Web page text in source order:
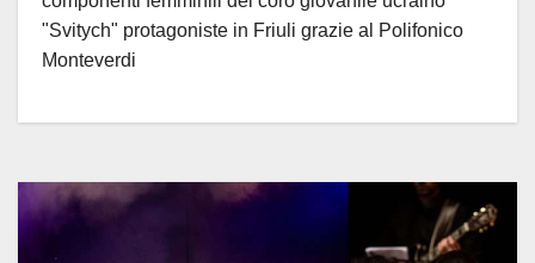
"Svitych" protagoniste in Friuli grazie al Polifonico
Monteverdi